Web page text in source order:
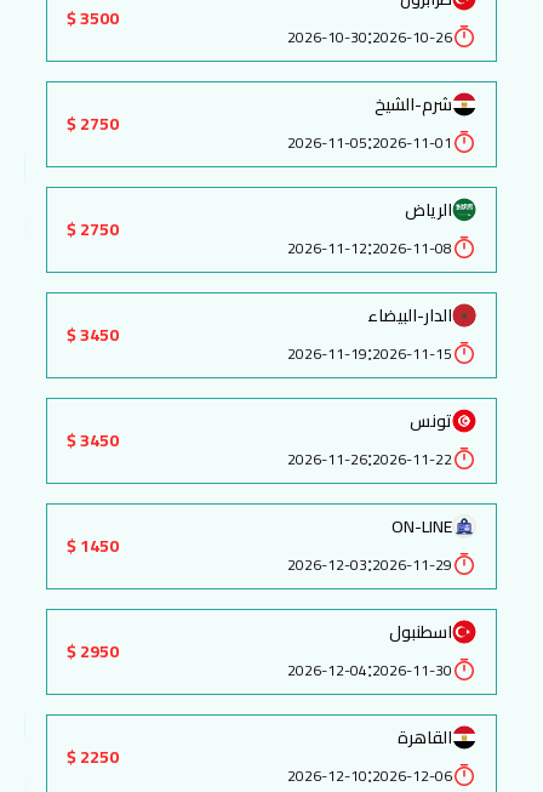
2026-10-26
:
2026-10-30
3500 $
شرم-الشيخ
2026-11-01
:
2026-11-05
2750 $
الرياض
2026-11-08
:
2026-11-12
2750 $
الدار-البيضاء
2026-11-15
:
2026-11-19
3450 $
تونس
2026-11-22
:
2026-11-26
3450 $
ON-LINE
2026-11-29
:
2026-12-03
1450 $
اسطنبول
2026-11-30
:
2026-12-04
2950 $
القاهرة
2026-12-06
:
2026-12-10
2250 $